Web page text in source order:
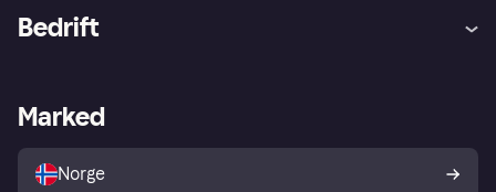
Utforsk butikker
Bedrift
Merchant portal
Marked
Norge